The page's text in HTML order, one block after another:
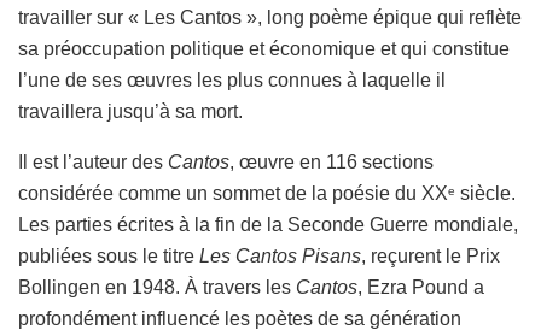
travailler sur « Les Cantos », long poème épique qui reflète
sa préoccupation politique et économique et qui constitue
l’une de ses œuvres les plus connues à laquelle il
travaillera jusqu’à sa mort.
Il est l’auteur des Cantos, œuvre en 116 sections
considérée comme un sommet de la poésie du XXe siècle.
Les parties écrites à la fin de la Seconde Guerre mondiale,
publiées sous le titre Les Cantos Pisans, reçurent le Prix
Bollingen en 1948. À travers les Cantos, Ezra Pound a
profondément influencé les poètes de sa génération